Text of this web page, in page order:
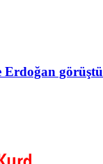
Erdoğan görüştü